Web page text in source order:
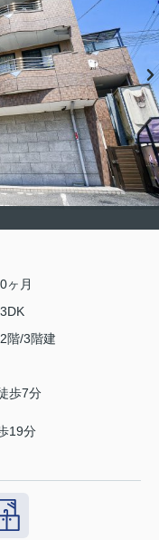
0ヶ月
3DK
2階/3階建
歩7分
19分